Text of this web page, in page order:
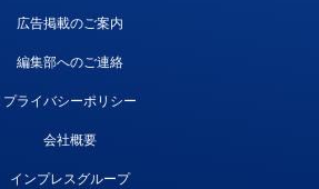
広告掲載のご案内
編集部へのご連絡
プライバシーポリシー
会社概要
インプレスグループ